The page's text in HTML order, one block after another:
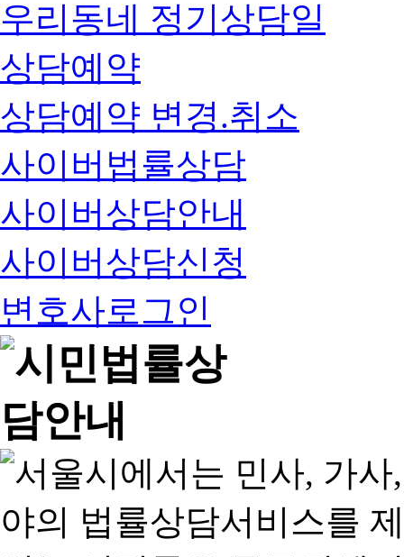
우리동네 정기상담일
상담예약
상담예약 변경.취소
사이버법률상담
사이버상담안내
사이버상담신청
변호사로그인